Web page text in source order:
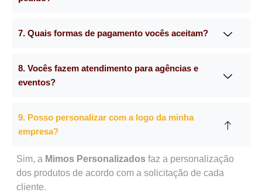
7. Quais formas de pagamento vocês aceitam?
8. Vocês fazem atendimento para agências e
eventos?
9. Posso personalizar com a logo da minha
empresa?
Sim, a Mimos Personalizados faz a personalização
dos produtos de acordo com a solicitação de cada
cliente.